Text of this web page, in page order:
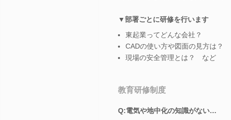
▼部署ごとに研修を行います
東起業ってどんな会社？
CADの使い方や図面の見方は？
現場の安全管理とは？ など
教育研修制度
Q:電気や地中化の知識がない…